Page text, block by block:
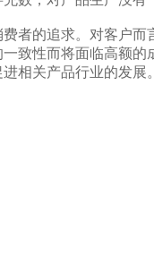
的追求。对客户而
致性而将面临高额
相关产品行业的发展